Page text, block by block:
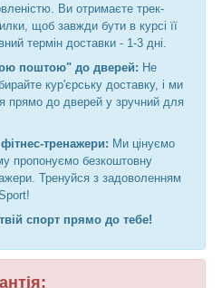
Ви отримаєте трек-
щоб завжди бути в курсі її
термін доставки - 1-3 дні.
поштою" до дверей: Не
кур'єрську доставку, і ми
прямо до дверей у зручний для
тренажери: Ми цінуємо
пропонуємо безкоштовну
Тренуйся з задоволенням
спорт прямо до тебе!